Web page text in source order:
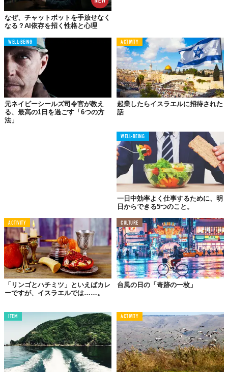
なぜ、チャットボットを手放せなく
なる？AI依存を招く性格と心理
WELL-BEING
元ネイビーシールズ司令官が教え
る、最高の1日を過ごす「6つの方
法」
ACTIVITY
起業したらイスラエルに招待された
話
WELL-BEING
一日中効率よく仕事するために、明
日からできる5つのこと。
ACTIVITY
「リンゴとハチミツ」といえばカレ
ーですが、イスラエルでは……。
CULTURE
台風の日の「奇跡の一枚」
ITEM ACTIVITY